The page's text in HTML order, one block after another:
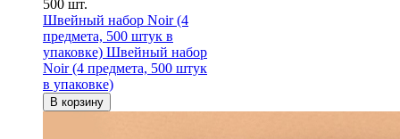
500 шт.
Швейный набор Noir (4
предмета, 500 штук в
упаковке) Швейный набор
Noir (4 предмета, 500 штук
в упаковке)
В корзину